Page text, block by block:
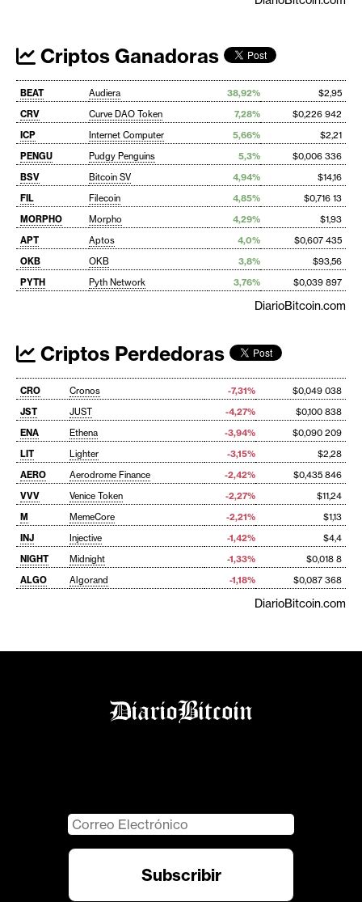
Criptos Ganadoras
BEAT Audiera 38,92%
$2,95
CRV
Curve DAO Token 7,28%
$0,226 942
ICP
Internet Computer 5,66%
$2,21
PENGU
Pudgy Penguins 5,3%
$0,006 336
BSV
Bitcoin SV 4,94%
$14,16
FIL
Filecoin 4,85%
$0,716 13
MORPHO
Morpho 4,29%
$1,93
APT
Aptos 4,0%
$0,607 435
OKB
OKB 3,8%
$93,56
PYTH
Pyth Network 3,76% $0,039 897
DiarioBitcoin.com
Criptos Perdedoras
CRO Cronos -7,31%
$0,049 038
JST
JUST -4,27%
$0,100 838
ENA
Ethena -3,94%
$0,090 209
LIT
Lighter -3,15%
$2,28
AERO
Aerodrome Finance -2,42%
$0,435 846
VVV
Venice Token -2,27%
$11,24
M
MemeCore -2,21%
$1,13
INJ
Injective -1,42%
$4,4
NIGHT
Midnight -1,33%
$0,018 8
ALGO
Algorand -1,18% $0,087 368
DiarioBitcoin.com